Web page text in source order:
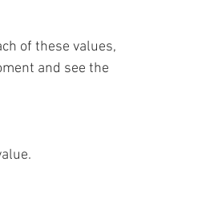
of these values,
and see the